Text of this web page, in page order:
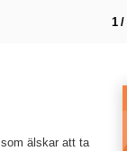
1 /
älskar att ta